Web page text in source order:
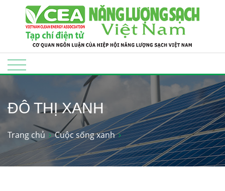
ĐÔ THỊ XANH
Trang chủ Cuộc sống xanh